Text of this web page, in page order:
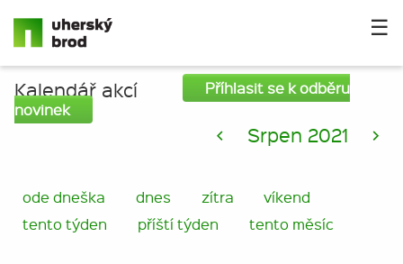
☰
Kalendář akcí
Příhlasit se k odběru
novinek
< Srpen 2021 >
ode dneška dnes zítra
víkend
tento týden
příští týden tento měsíc